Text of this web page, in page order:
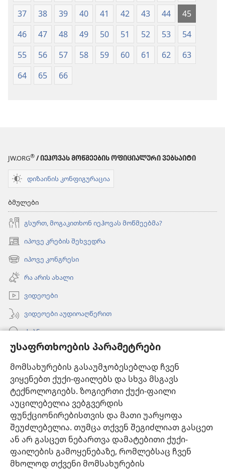
უსაფრთხოების პარამეტრები
მომსახურების გასაუმჯობესებლად ჩვენ
ვიყენებთ ქუქი-ფაილებს და სხვა მსგავს
ტექნოლოგიებს. ზოგიერთი ქუქი-ფაილი
აუცილებელია ვებგვერდის
ფუნქციონირებისთვის და მათი უარყოფა
შეუძლებელია. თუმცა თქვენ შეგიძლიათ გასცეთ
ან არ გასცეთ ნებართვა დამატებითი ქუქი-
ფაილების გამოყენებაზე, რომლებსაც ჩვენ
მხოლოდ თქვენი მომსახურების
37
38 39 40 41 42 43 44
45
46
47 48 49 50 51 52 53
54
55
56 57 58 59 60 61 62
63
64
65 66
JW.ORG® / ᲘᲔᲰᲝᲕᲐᲡ ᲛᲝᲬᲛᲔᲔᲑᲘᲡ ᲝᲤᲘᲪᲘᲐᲚᲣᲠᲘ ᲕᲔᲑᲡᲐᲘᲢᲘ
დიზაინის კონფიგურაცია
ბმულები
გსურთ, მოგაკითხონ იეჰოვას მოწმეებმა?
იპოვე კრების შეხვედრა
(გაიხსნება
ახალი
ფანჯარა)
იპოვე კონგრესი
(გაიხსნება
ახალი
ფანჯარა)
რა არის ახალი
ვიდეოები
ვიდეოები აუდიოაღწერით
ძებნა
ინფორმაცია ექიმებისთვის
ინფორმაცია ოფიციალური პირებისთვის
დახმარება
შესაწირავები
(გაიხსნება
ახალი
ფანჯარა)საგუშაგო კოშკის ონლაინ ბიბლიოთეკა™
(გაიხსნება
ახალი
ფანჯარა)JW Hub
(გაიხსნება